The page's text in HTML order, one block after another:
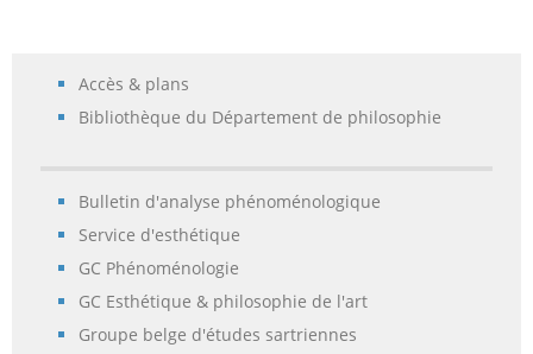
Accès & plans
Bibliothèque du Département de philosophie
Bulletin d'analyse phénoménologique
Service d'esthétique
GC Phénoménologie
GC Esthétique & philosophie de l'art
Groupe belge d'études sartriennes